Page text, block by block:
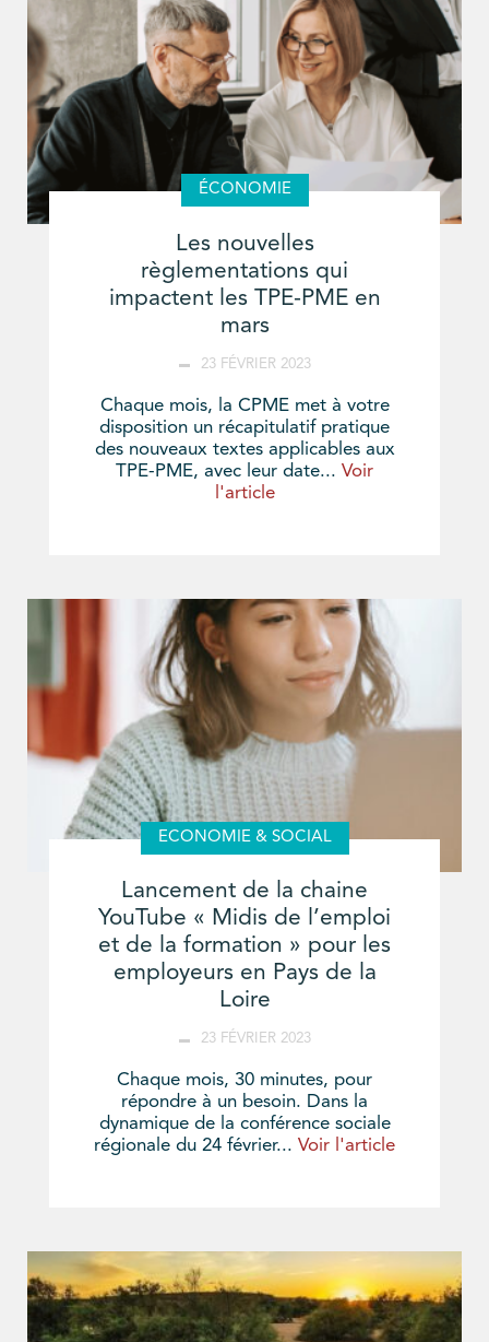
ÉCONOMIE
Les nouvelles
règlementations qui
impactent les TPE-PME en
mars
23 FÉVRIER 2023
Chaque mois, la CPME met à votre
disposition un récapitulatif pratique
des nouveaux textes applicables aux
TPE-PME, avec leur date... Voir
l'article
ECONOMIE & SOCIAL
Lancement de la chaine
YouTube « Midis de l’emploi
et de la formation » pour les
employeurs en Pays de la
Loire
23 FÉVRIER 2023
Chaque mois, 30 minutes, pour
répondre à un besoin. Dans la
dynamique de la conférence sociale
régionale du 24 février... Voir l'article